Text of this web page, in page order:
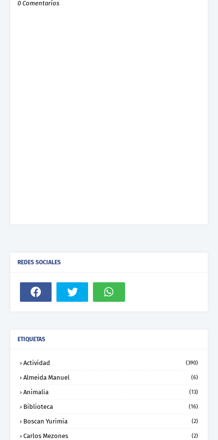
0 Comentarios
REDES SOCIALES
ETIQUETAS
Actividad (390)
Almeida Manuel (6)
Animalia (13)
Biblioteca (16)
Boscan Yurimia (2)
Carlos Mezones (2)